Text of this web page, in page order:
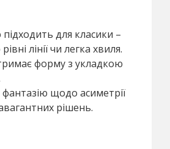
підходить для класики –
лінії чи легка хвиля.
форму з укладкою
щодо асиметрії
рішень.